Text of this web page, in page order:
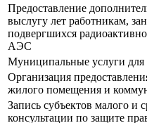
Предоставление
выслугу лет работникам,
подвергшихся
АЭС
Муниципальные услуги для
Организация
жилого помещения и
Запись субъектов малого и
консультации по защите